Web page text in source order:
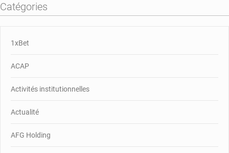
Catégories
1xBet
ACAP
Activités institutionnelles
Actualité
AFG Holding